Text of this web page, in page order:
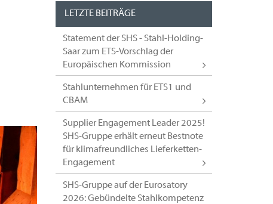
LETZTE BEITRÄGE
Statement der SHS - Stahl-Holding-
Saar zum ETS-Vorschlag der
Europäischen Kommission
Stahlunternehmen für ETS1 und
CBAM
Supplier Engagement Leader 2025!
SHS-Gruppe erhält erneut Bestnote
für klimafreundliches Lieferketten-
Engagement
SHS-Gruppe auf der Eurosatory
2026: Gebündelte Stahlkompetenz